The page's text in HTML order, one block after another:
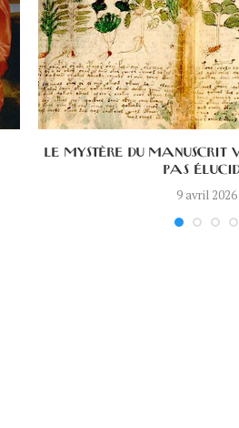
LE MYSTÈRE DU MANUSCRIT
PAS
9 avril 2026